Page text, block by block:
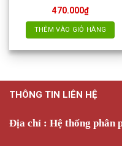
470.000₫
THÊM VÀO GIỎ HÀNG
THÔNG TIN LIÊN HỆ
Địa chỉ : Hệ thống phân